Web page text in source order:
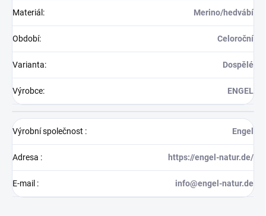
Materiál : Merino/hedvábí
Období: Celoroční
Varianta: Dospělé
Výrobce: ENGEL
Výrobní společnost : Engel
Adresa : https://engel-natur.de/
E-mail : info@engel-natur.de